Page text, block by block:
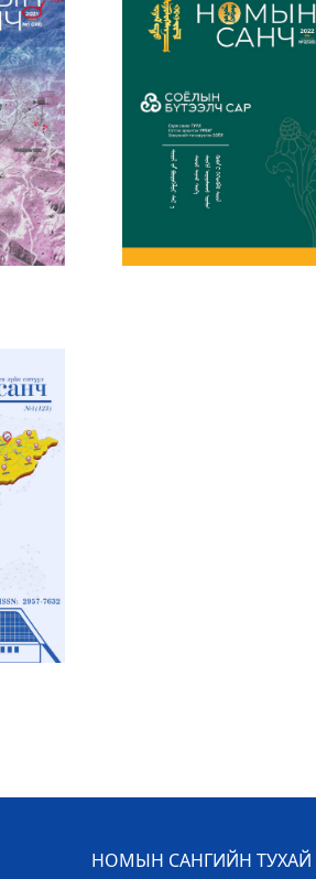
НОМЫН САНГИЙН ТУХАЙ